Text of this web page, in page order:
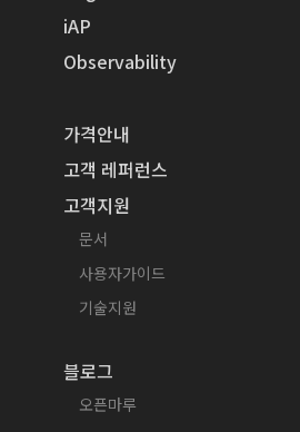
iAP
Observability
가격안내
고객 레퍼런스
고객지원
문서
사용자가이드
기술지원
블로그
오픈마루